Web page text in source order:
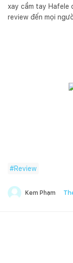
xay cầm tay Hafele
review đến mọi
#Review
Kem Phạm